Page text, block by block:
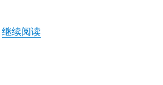
继续阅读“孙轶：产业新城的现金流